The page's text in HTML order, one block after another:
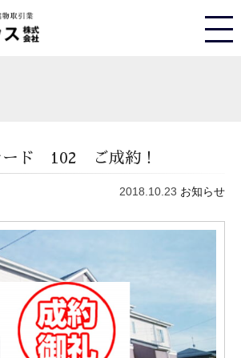
ード 102 ご成約！
2018.10.23 お知らせ